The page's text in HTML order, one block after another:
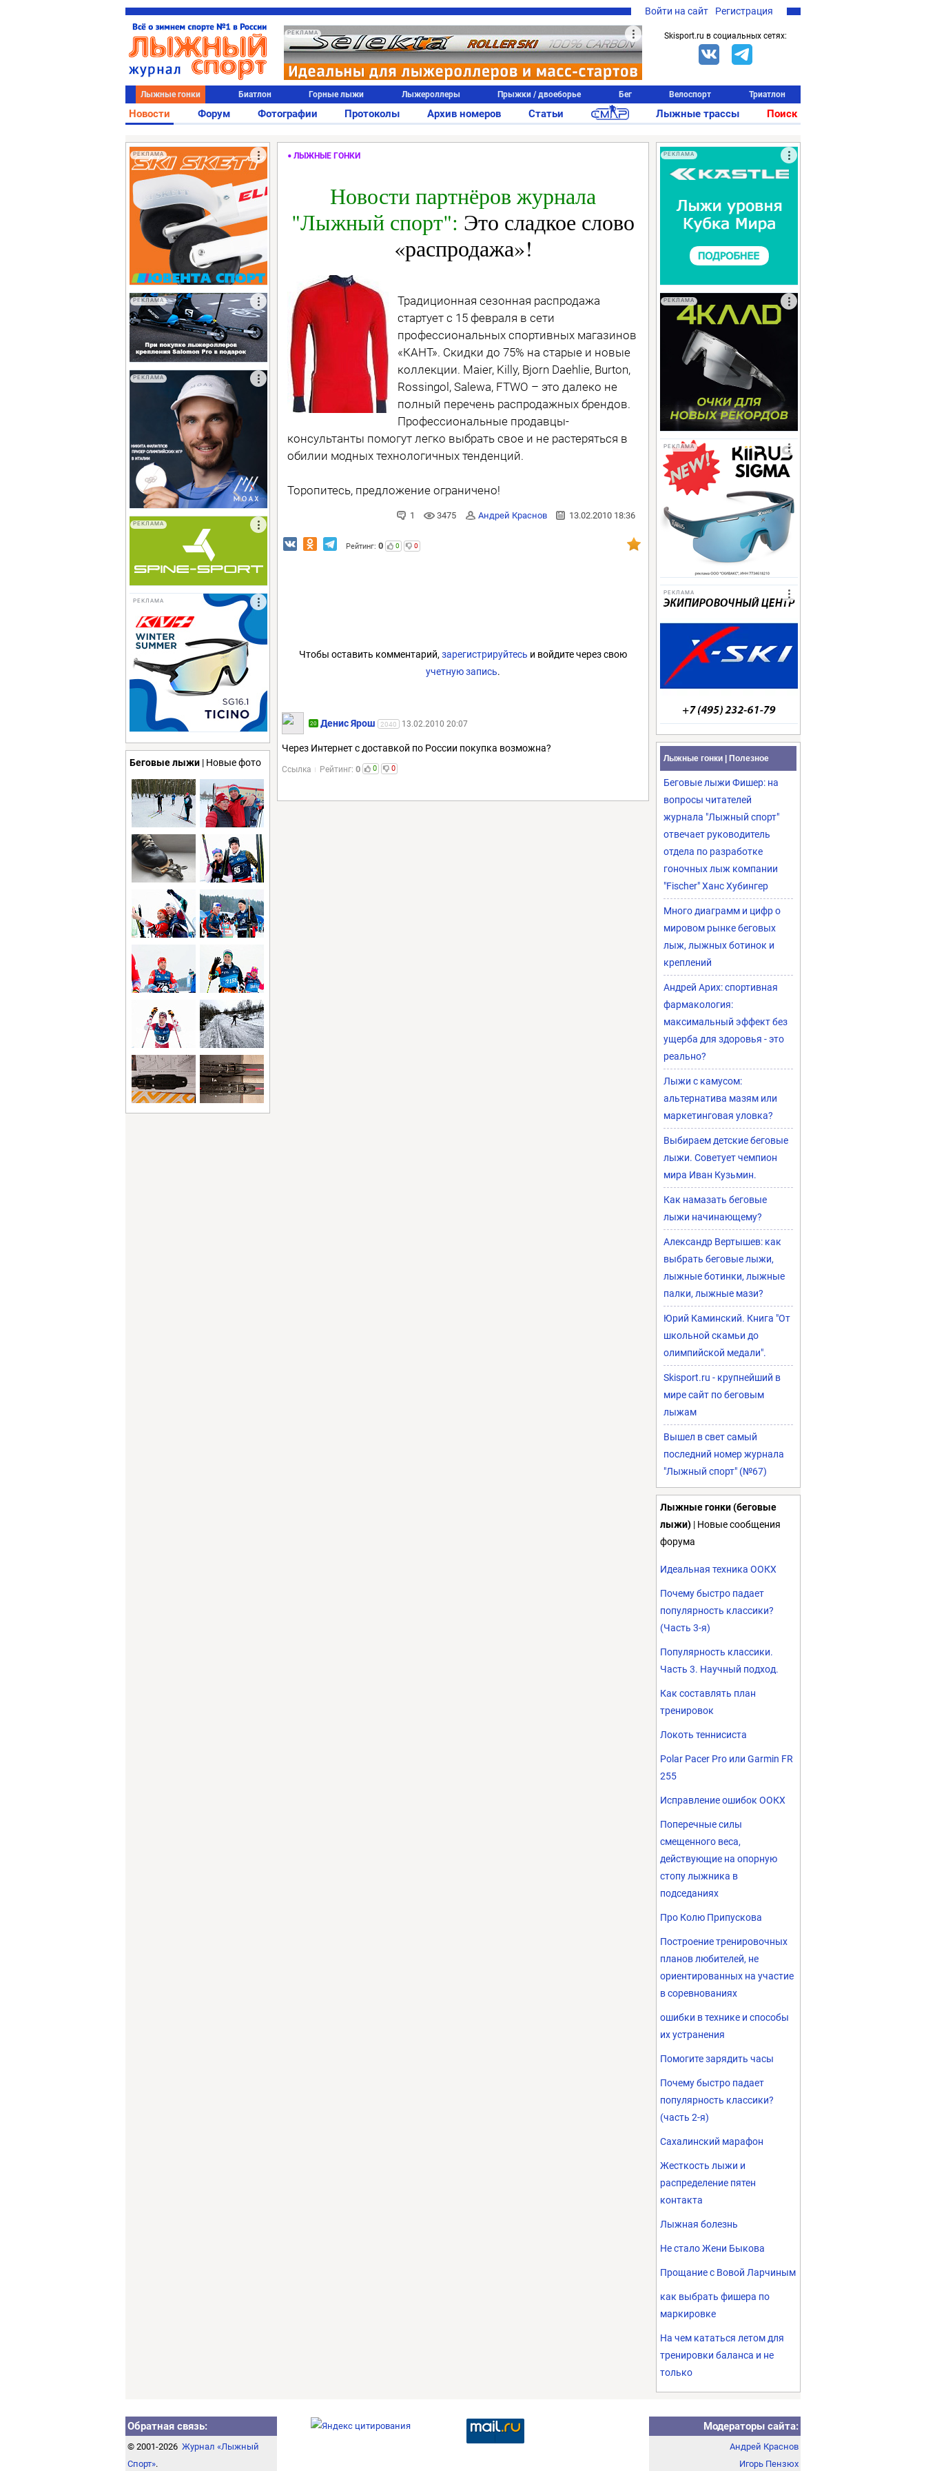
Войти на сайт Регистрация
РЕКЛАМА Skisport.ru в социальных сетях:
Лыжные гонки Биатлон Горные лыжи Лыжероллеры Прыжки / двоеборье Бег Велоспорт Триатлон
Новости Форум Фотографии Протоколы Архив номеров Статьи Лыжные трассы Поиск
РЕКЛАМА
РЕКЛАМА
РЕКЛАМА
РЕКЛАМА
РЕКЛАМА
Беговые лыжи | Новые фото
ЛЫЖНЫЕ ГОНКИ
Новости партнёров журнала
"Лыжный спорт": Это сладкое слово
«распродажа»!
Традиционная сезонная распродажа
стартует с 15 февраля в сети
профессиональных спортивных магазинов
«КАНТ». Скидки до 75% на старые и новые
коллекции. Maier, Killy, Bjorn Daehlie, Burton,
Rossingol, Salewa, FTWO – это далеко не
полный перечень распродажных брендов.
Профессиональные продавцы-
консультанты помогут легко выбрать свое и не растеряться в
обилии модных технологичных тенденций.
Торопитесь, предложение ограничено!
1 3475 Андрей Краснов 13.02.2010 18:36
Рейтинг: 0 0 0
Чтобы оставить комментарий, зарегистрируйтесь и войдите через свою
учетную запись.
20 Денис Ярош 2040 13.02.2010 20:07
Через Интернет с доставкой по России покупка возможна?
Ссылка Рейтинг: 0 0 0
РЕКЛАМА
РЕКЛАМА
РЕКЛАМА
РЕКЛАМА
Лыжные гонки | Полезное
Беговые лыжи Фишер: на
вопросы читателей
журнала "Лыжный спорт"
отвечает руководитель
отдела по разработке
гоночных лыж компании
"Fischer" Ханс Хубингер
Много диаграмм и цифр о
мировом рынке беговых
лыж, лыжных ботинок и
креплений
Андрей Арих: спортивная
фармакология:
максимальный эффект без
ущерба для здоровья - это
реально?
Лыжи с камусом:
альтернатива мазям или
маркетинговая уловка?
Выбираем детские беговые
лыжи. Советует чемпион
мира Иван Кузьмин.
Как намазать беговые
лыжи начинающему?
Александр Вертышев: как
выбрать беговые лыжи,
лыжные ботинки, лыжные
палки, лыжные мази?
Юрий Каминский. Книга "От
школьной скамьи до
олимпийской медали".
Skisport.ru - крупнейший в
мире сайт по беговым
лыжам
Вышел в свет самый
последний номер журнала
"Лыжный спорт" (№67)
Лыжные гонки (беговые
лыжи) | Новые сообщения
форума
Идеальная техника ООКХ
Почему быстро падает
популярность классики?
(Часть 3-я)
Популярность классики.
Часть 3. Научный подход.
Как составлять план
тренировок
Локоть теннисиста
Polar Pacer Pro или Garmin FR
255
Исправление ошибок ООКХ
Поперечные силы
смещенного веса,
действующие на опорную
стопу лыжника в
подседаниях
Про Колю Припускова
Построение тренировочных
планов любителей, не
ориентированных на участие
в соревнованиях
ошибки в технике и способы
их устранения
Помогите зарядить часы
Почему быстро падает
популярность классики?
(часть 2-я)
Сахалинский марафон
Жесткость лыжи и
распределение пятен
контакта
Лыжная болезнь
Не стало Жени Быкова
Прощание с Вовой Ларчиным
как выбрать фишера по
маркировке
На чем кататься летом для
тренировки баланса и не
только
Обратная связь:
© 2001-2026 Журнал «Лыжный
Спорт».
Модераторы сайта:
Андрей Краснов
Игорь Пензюх